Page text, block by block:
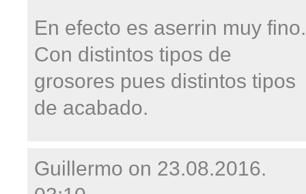
En efecto es aserrin muy fino.
Con distintos tipos de
grosores pues distintos tipos
de acabado.
Guillermo on 23.08.2016.